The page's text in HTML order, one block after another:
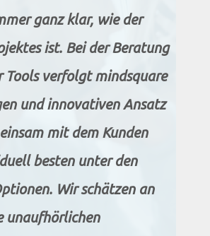
ganz klar, wie der
ist. Bei der Beratung
Tools verfolgt mindsquare
und innovativen Ansatz
mit dem Kunden
besten unter den
Wir schätzen an
unaufhörlichen